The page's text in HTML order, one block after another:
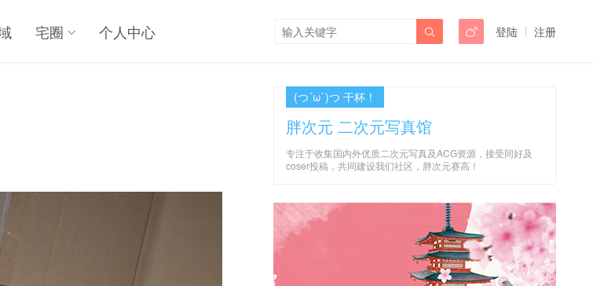
宅圈 个人中心 登陆 注册


(つ´ω`)つ 干杯！
胖次元 二次元写真馆
专注于收集国内外优质二次元写真及ACG资源，接受同好及
coser投稿，共同建设我们社区，胖次元赛高！